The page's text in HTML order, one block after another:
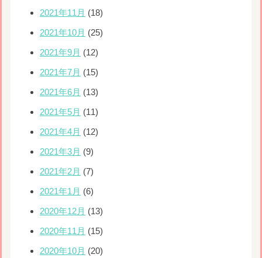
2021年11月 (18)
2021年10月 (25)
2021年9月 (12)
2021年7月 (15)
2021年6月 (13)
2021年5月 (11)
2021年4月 (12)
2021年3月 (9)
2021年2月 (7)
2021年1月 (6)
2020年12月 (13)
2020年11月 (15)
2020年10月 (20)